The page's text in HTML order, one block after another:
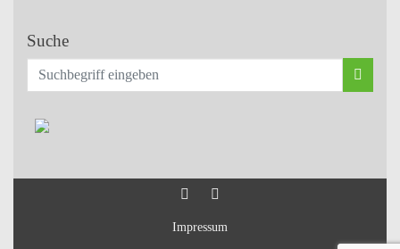
Suche
Impressum